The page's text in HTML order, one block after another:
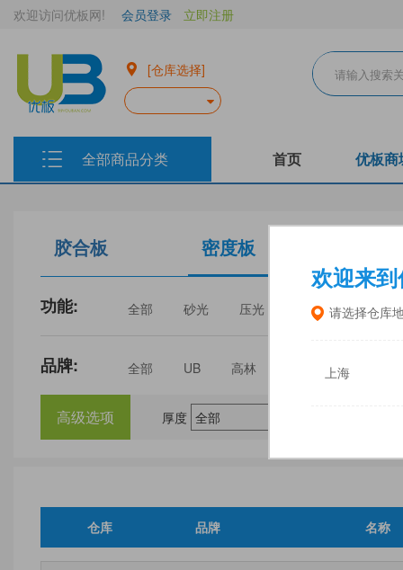
欢迎来到
请选择仓库
上海
欢迎访问优板网! 会员登录 立即注册
[仓库选择]
全部商品分类 首页 优板商
胶合板 密度板
功能: 全部 砂光 压光 家具 门板
品牌: 全部 UB 高林 中福
三威
建瓯福人
高级选项 厚度
仓库 品牌 名称